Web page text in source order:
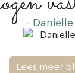
- Danielle
Lees meer